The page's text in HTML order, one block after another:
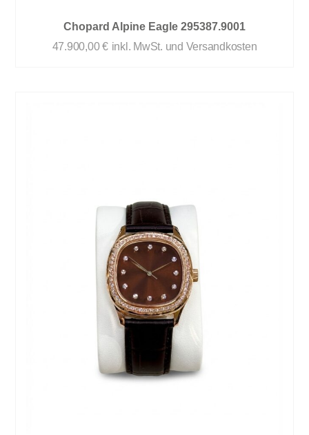
Chopard Alpine Eagle 295387.9001
47.900,00€ inkl. MwSt. und Versandkosten